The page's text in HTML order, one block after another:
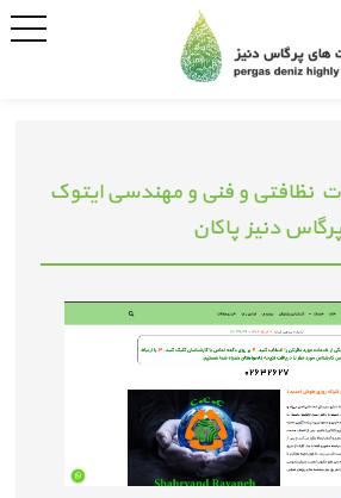
نظافتی و فنی و مهندسی ایتوک
پرگاس دنیز پاکان